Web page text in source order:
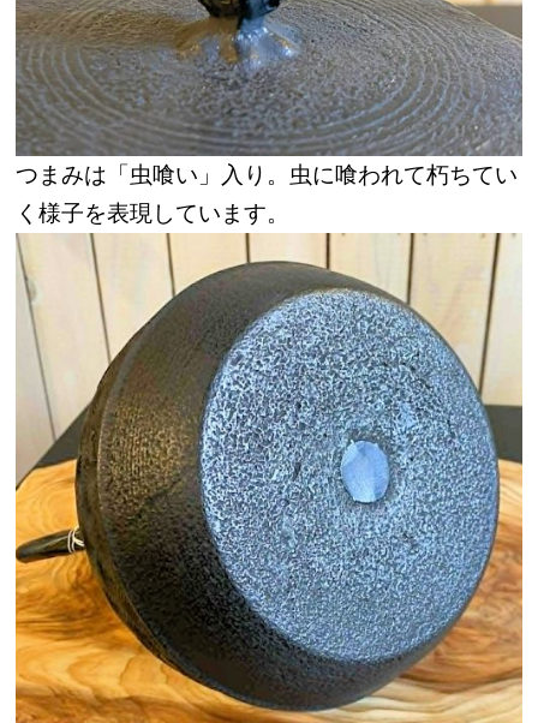
つまみは「虫喰い」入り。虫に喰われて朽ちてい
く様子を表現しています。